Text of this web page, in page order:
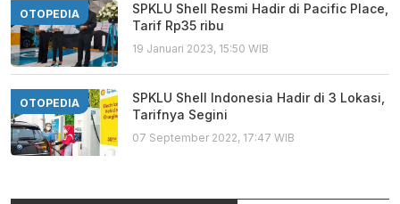
OTOPEDIA
SPKLU Shell Resmi Hadir di Pacific Place,
Tarif Rp35 ribu
19 Januari 2023, 15:50 WIB
OTOPEDIA
SPKLU Shell Indonesia Hadir di 3 Lokasi,
Tarifnya Segini
07 September 2022, 17:47 WIB